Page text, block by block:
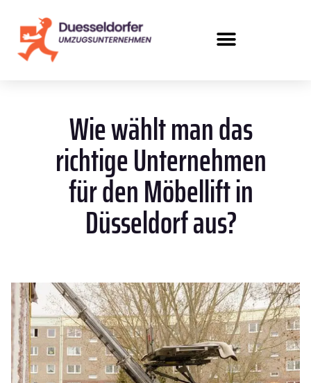
Wie wählt man das
richtige Unternehmen
für den Möbellift in
Düsseldorf aus?